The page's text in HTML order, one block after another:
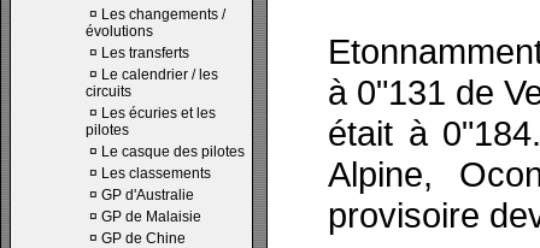
¤ Les changements /
évolutions
¤ Les transferts
¤ Le calendrier / les
circuits
¤ Les écuries et les
pilotes
¤ Le casque des pilotes
¤ Les classements
¤ GP d'Australie
¤ GP de Malaisie
¤ GP de Chine
à 0"131 de
était à
Alpine,
provisoire